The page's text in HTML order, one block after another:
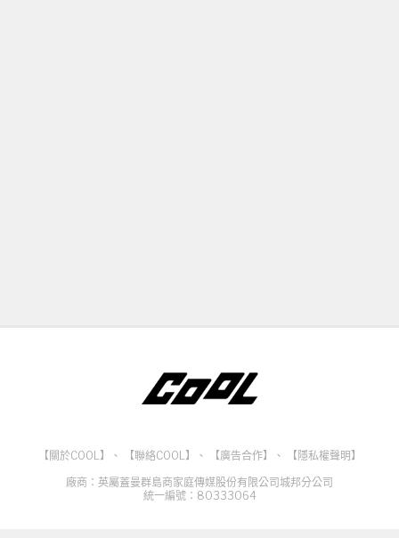
【關於COOL】 、 【聯絡COOL】 、 【廣告合作】 、
【隱私權聲明】
廠商：英屬蓋曼群島商家庭傳媒股份有限公司城邦分公司
統一編號：80333064